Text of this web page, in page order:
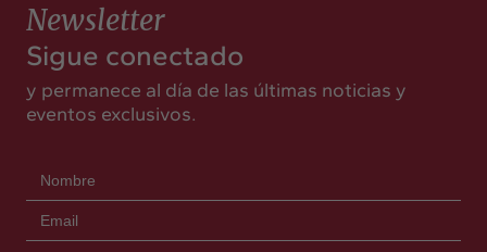
Newsletter
Sigue conectado
y permanece al día de las últimas noticias y
eventos exclusivos.